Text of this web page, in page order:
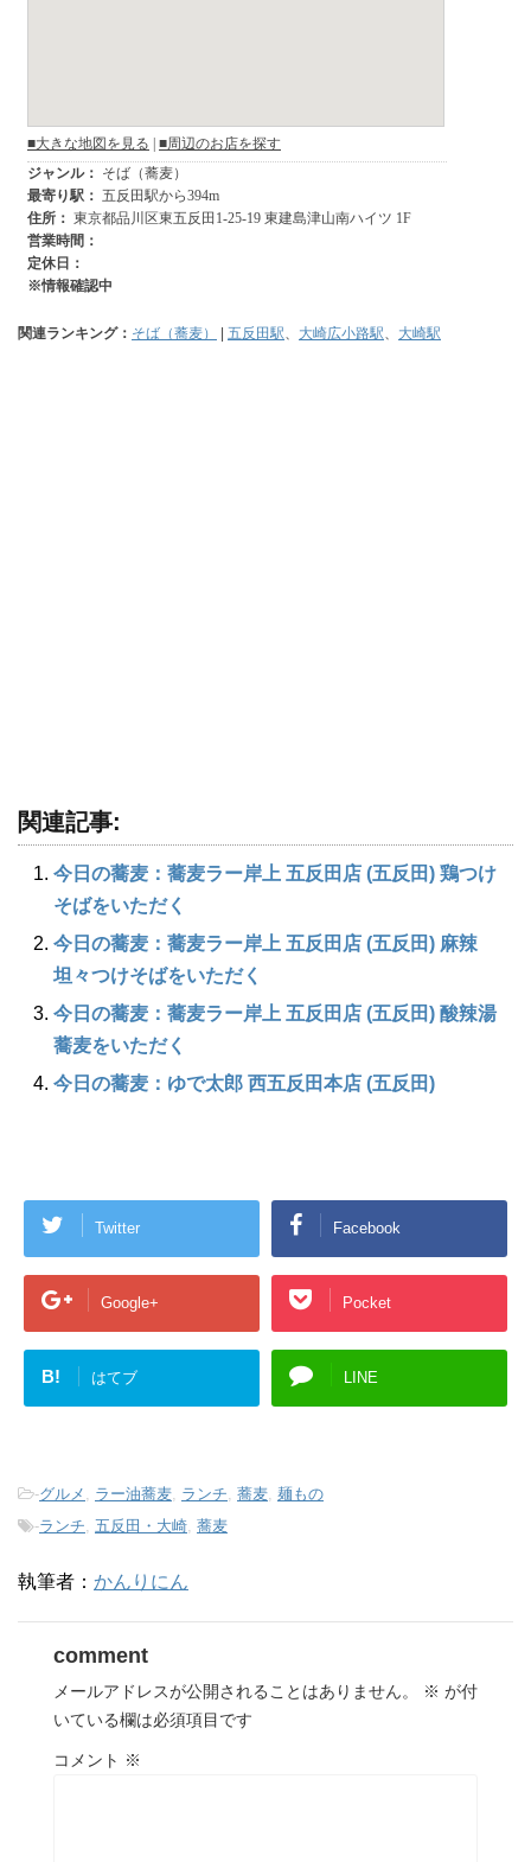
関連ランキング： そば（蕎麦） 五反田駅、 大崎広小路駅、 大崎駅
関連記事:
今日の蕎麦：蕎麦ラー岸上 五反田店 (五反田) 鶏つけ
そばをいただく
今日の蕎麦：蕎麦ラー岸上 五反田店 (五反田) 麻辣
坦々つけそばをいただく
今日の蕎麦：蕎麦ラー岸上 五反田店 (五反田) 酸辣湯
蕎麦をいただく
今日の蕎麦：ゆで太郎 西五反田本店 (五反田)
Twitter Facebook
Google+ Pocket
B! はてブ LINE
-グルメ ラー油蕎麦 ランチ 蕎麦 麺もの
-ランチ 五反田・大崎 蕎麦
執筆者： かんりにん
comment
メールアドレスが公開されることはありません。 ※ が付
いている欄は必須項目です
コメント ※